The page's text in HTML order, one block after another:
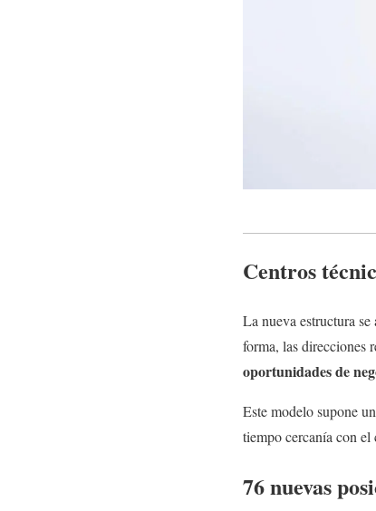
Centros
La nueva estructura
forma, las direcciones
oportunidades de
Este modelo supone
tiempo cercanía con
76 nuevas